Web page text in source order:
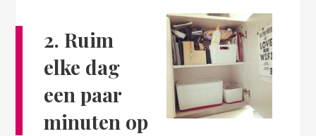
2. Ruim
elke dag
een paar
minuten op